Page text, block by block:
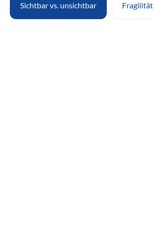
Sichtbar vs. unsichtbar